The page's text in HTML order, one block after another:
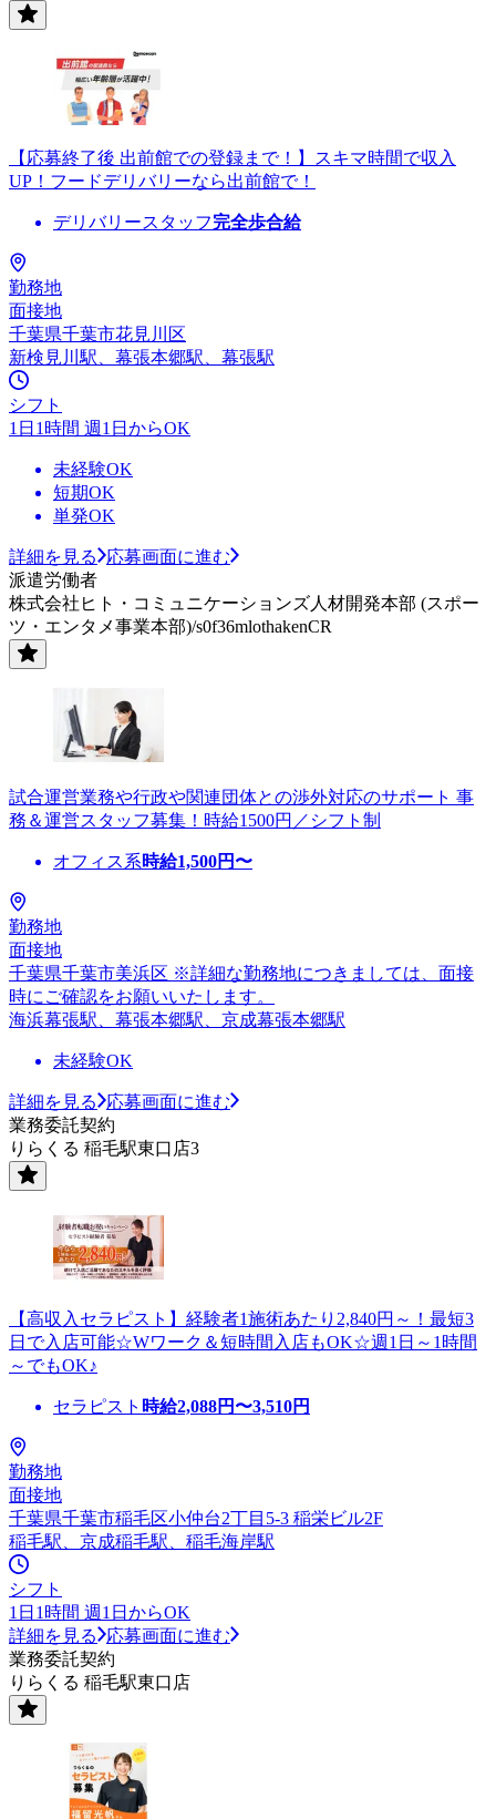
【応募終了後 出前館での登録まで！】スキマ時間で収入
UP！フードデリバリーなら出前館で！
デリバリースタッフ完全歩合給
勤務地
面接地
千葉県千葉市花見川区
新検見川駅、幕張本郷駅、幕張駅
シフト
1日1時間 週1日からOK
未経験OK
短期OK
単発OK
詳細を見る
応募画面に進む
派遣労働者
株式会社ヒト・コミュニケーションズ人材開発本部 (スポー
ツ・エンタメ事業本部)/s0f36mlothakenCR
試合運営業務や行政や関連団体との渉外対応のサポート 事
務＆運営スタッフ募集！時給1500円／シフト制
オフィス系時給1,500円〜
勤務地
面接地
千葉県千葉市美浜区 ※詳細な勤務地につきましては、面接
時にご確認をお願いいたします。
海浜幕張駅、幕張本郷駅、京成幕張本郷駅
未経験OK
詳細を見る
応募画面に進む
業務委託契約
りらくる 稲毛駅東口店3
【高収入セラピスト】経験者1施術あたり2,840円～！最短3
日で入店可能☆Wワーク＆短時間入店もOK☆週1日～1時間
～でもOK♪
セラピスト 時給2,088円〜3,510円
勤務地
面接地
千葉県千葉市稲毛区小仲台2丁目5-3 稲栄ビル2F
稲毛駅、京成稲毛駅、稲毛海岸駅
シフト
1日1時間 週1日からOK
詳細を見る
応募画面に進む
業務委託契約
りらくる 稲毛駅東口店